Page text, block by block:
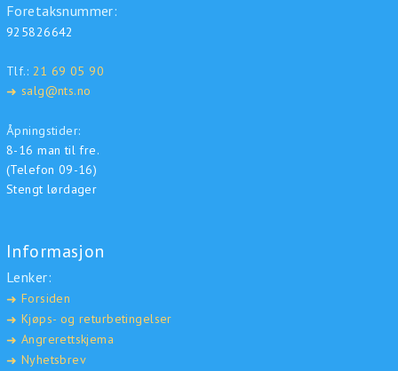
Foretaksnummer:
925826642
Tlf.: 21 69 05 90
➜ salg@nts.no
Åpningstider:
8-16 man til fre.
(Telefon 09-16)
Stengt lørdager
Informasjon
Lenker:
➜ Forsiden
➜ Kjøps- og returbetingelser
➜ Angrerettskjema
➜ Nyhetsbrev